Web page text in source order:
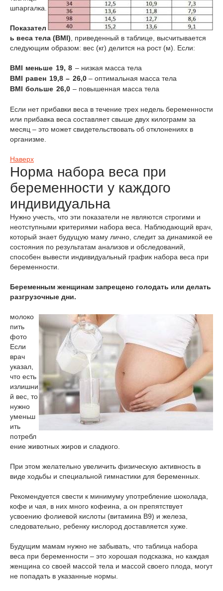
шпаргалка.
Показател
ь веса тела (BMI) , приведенный в таблице, высчитывается
следующим образом: вес (кг) делится на рост (м). Если:
BMI меньше 19, 8 – низкая масса тела
BMI равен 19,8 – 26,0– оптимальная масса тела
BMI больше 26,0– повышенная масса тела
Если нет прибавки веса в течение трех недель беременности
или прибавка веса составляет свыше двух килограмм за
месяц – это может свидетельствовать об отклонениях в
организме.
Наверх
Норма набора веса при
беременности у каждого
индивидуальна
Нужно учесть, что эти показатели не являются строгими и
неотступными критериями набора веса. Наблюдающий врач,
который знает будущую маму лично, следит за динамикой ее
состояния по результатам анализов и обследований,
способен вывести индивидуальный график набора веса при
беременности.
Беременным женщинам запрещено голодать или делать
разгрузочные дни.
молоко
пить
фото
Если
врач
указал,
что есть
излишни
й вес, то
нужно
уменьш
ить
потребл
ение животных жиров и сладкого.
При этом желательно увеличить физическую активность в
виде ходьбы и специальной гимнастики для беременных.
Рекомендуется свести к минимуму употребление шоколада,
кофе и чая, в них много кофеина, а он препятствует
усвоению фолиевой кислоты (витамина В9) и железа,
следовательно, ребенку кислород доставляется хуже.
Будущим мамам нужно не забывать, что таблица набора
веса при беременности – это хорошая подсказка, но каждая
женщина со своей массой тела и массой своего плода, могут
не попадать в указанные нормы.